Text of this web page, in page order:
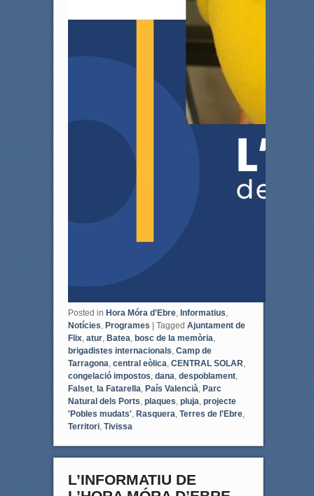
Posted in Hora Móra d'Ebre, Informatius,
Notícies, Programes Tagged Ajuntament de
Flix, atur, Batea, bosc de la memòria,
brigadistes internacionals, Camp de
Tarragona, central eòlica, CENTRAL SOLAR,
congelació impostos, dana, despoblament,
Falset, la Fatarella, País Valencià, Parc
Natural dels Ports, plaques, pluja, projecte
'Pobles mudats', Rasquera, Terres de l'Ebre,
Territori, Tivissa
L’INFORMATIU DE